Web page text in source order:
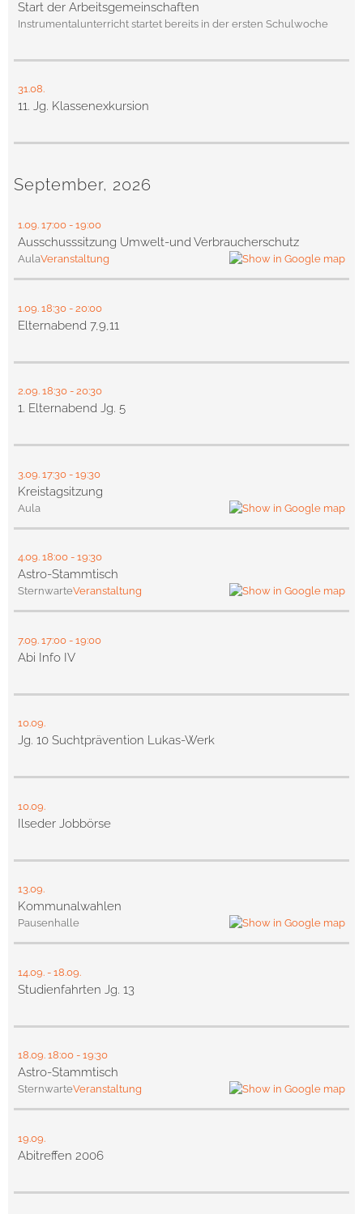
Start der Arbeitsgemeinschaften
Instrumentalunterricht startet bereits in der ersten Schulwoche
31.08.
11. Jg. Klassenexkursion
September, 2026
1.09. 17:00 - 19:00
Ausschusssitzung Umwelt-und Verbraucherschutz
AulaVeranstaltung
1.09. 18:30 - 20:00
Elternabend 7,9,11
2.09. 18:30 - 20:30
1. Elternabend Jg. 5
3.09. 17:30 - 19:30
Kreistagsitzung
Aula
4.09. 18:00 - 19:30
Astro-Stammtisch
SternwarteVeranstaltung
7.09. 17:00 - 19:00
Abi Info IV
10.09.
Jg. 10 Suchtprävention Lukas-Werk
10.09.
Ilseder Jobbörse
13.09.
Kommunalwahlen
Pausenhalle
14.09. - 18.09.
Studienfahrten Jg. 13
18.09. 18:00 - 19:30
Astro-Stammtisch
SternwarteVeranstaltung
19.09.
Abitreffen 2006